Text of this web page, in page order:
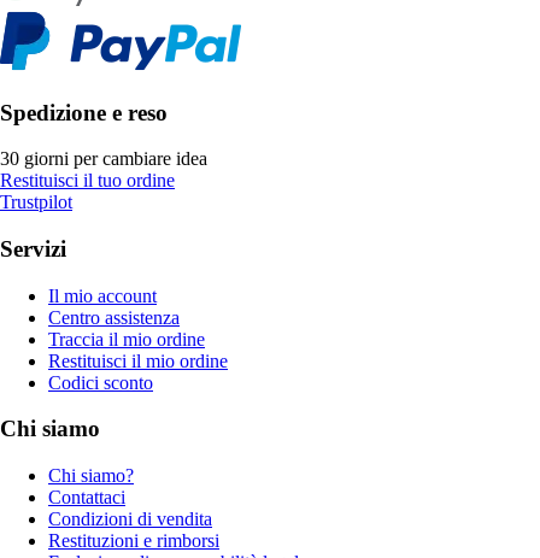
Spedizione e reso
30 giorni per cambiare idea
Restituisci il tuo ordine
Trustpilot
Servizi
Il mio account
Centro assistenza
Traccia il mio ordine
Restituisci il mio ordine
Codici sconto
Chi siamo
Chi siamo?
Contattaci
Condizioni di vendita
Restituzioni e rimborsi